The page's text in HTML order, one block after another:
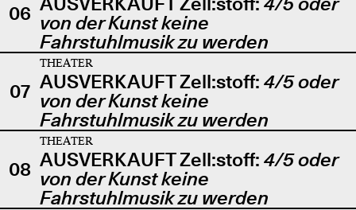
06 von der Kunst keine
Fahrstuhlmusik zu werden
07
THEATER
AUSVERKAUFT Zell:stoff: 4/5 oder
von der Kunst keine
Fahrstuhlmusik zu werden
08
THEATER
AUSVERKAUFT Zell:stoff: 4/5 oder
von der Kunst keine
Fahrstuhlmusik zu werden